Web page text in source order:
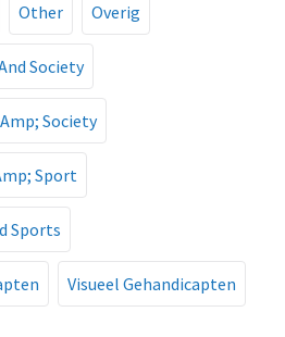
Other Overig
Society
Society
Sport
Sports
Visueel Gehandicapten